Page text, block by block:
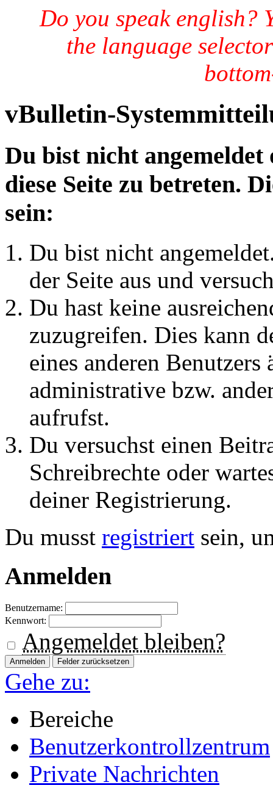
Do you speak english?
the language
vBulletin-
Du bist nicht angemeldet
diese Seite zu betreten.
sein:
Du bist nicht
der Seite aus und
Du hast keine
zuzugreifen. Dies kann
eines anderen Benutzers
administrative bzw.
aufrufst.
Du versuchst einen
Schreibrechte oder
deiner Registrierung.
Du musst registriert sein,
Anmelden
Benutzername:
Kennwort:
Angemeldet bleiben?
Gehe zu:
Bereiche
Benutzerkontrollzentrum
Private Nachrichten